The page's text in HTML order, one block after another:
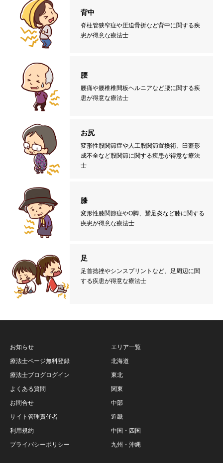
背中
脊柱管狭窄症や圧迫骨折など背中に関する疾
患が得意な療法士
腰
腰痛や腰椎椎間板ヘルニアなど腰に関する疾
患が得意な療法士
お尻
変形性股関節症や人工股関節置換術、臼蓋形
成不全など股関節に関する疾患が得意な療法
士
膝
変形性膝関節症やO脚、鵞足炎など膝に関する
疾患が得意な療法士
足
足首捻挫やシンスプリントなど、足周辺に関
する疾患が得意な療法士
お知らせ
療法士ページ無料登録
療法士ブログログイン
よくある質問
お問合せ
サイト管理責任者
利用規約
プライバシーポリシー
エリア一覧
北海道
東北
関東
中部
近畿
中国・四国
九州・沖縄